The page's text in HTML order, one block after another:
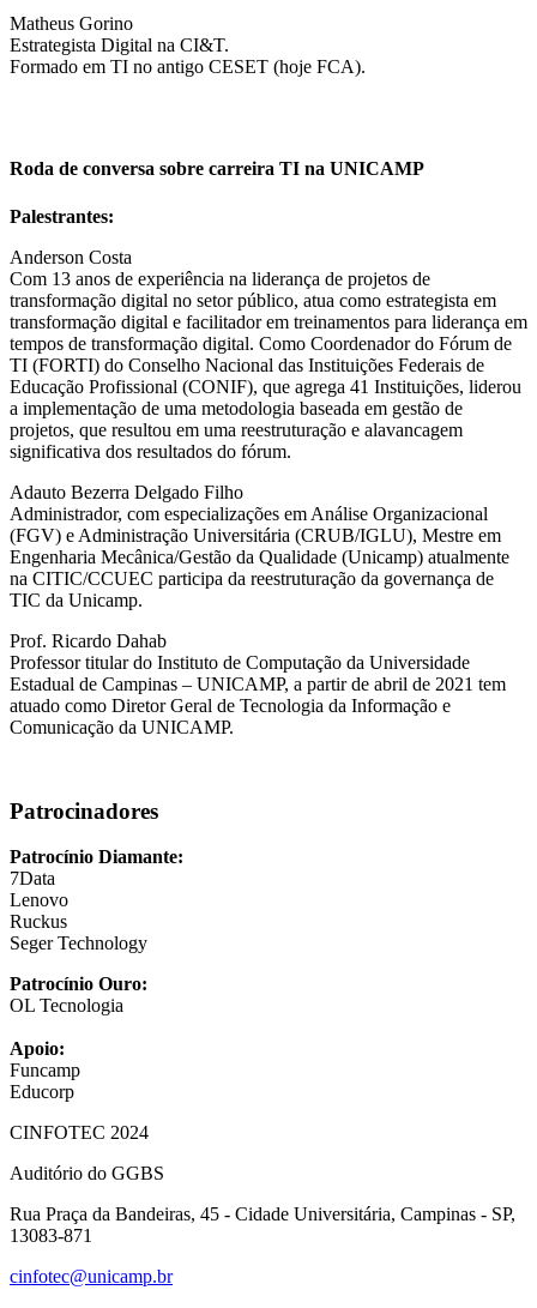
Matheus Gorino
Estrategista Digital na CI&T.
Formado em TI no antigo CESET (hoje FCA).
Roda de conversa sobre carreira TI na UNICAMP
Palestrantes:
Anderson Costa
Com 13 anos de experiência na liderança de projetos de
transformação digital no setor público, atua como estrategista em
transformação digital e facilitador em treinamentos para liderança em
tempos de transformação digital. Como Coordenador do Fórum de
TI (FORTI) do Conselho Nacional das Instituições Federais de
Educação Profissional (CONIF), que agrega 41 Instituições, liderou
a implementação de uma metodologia baseada em gestão de
projetos, que resultou em uma reestruturação e alavancagem
significativa dos resultados do fórum.
Adauto Bezerra Delgado Filho
Administrador, com especializações em Análise Organizacional
(FGV) e Administração Universitária (CRUB/IGLU), Mestre em
Engenharia Mecânica/Gestão da Qualidade (Unicamp) atualmente
na CITIC/CCUEC participa da reestruturação da governança de
TIC da Unicamp.
Prof. Ricardo Dahab
Professor titular do Instituto de Computação da Universidade
Estadual de Campinas – UNICAMP, a partir de abril de 2021 tem
atuado como Diretor Geral de Tecnologia da Informação e
Comunicação da UNICAMP.
Patrocinadores
Patrocínio Diamante:
7Data
Lenovo
Ruckus
Seger Technology
Patrocínio Ouro:
OL Tecnologia
Apoio:
Funcamp
Educorp
CINFOTEC 2024
Auditório do GGBS
Rua Praça da Bandeiras, 45 - Cidade Universitária, Campinas - SP,
13083-871
cinfotec@unicamp.br